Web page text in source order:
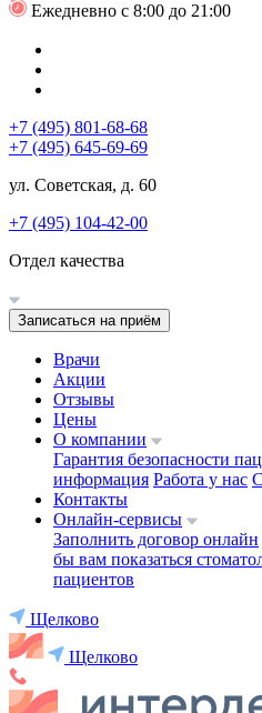
Ежедневно с 8:00 до 21:00
+7 (495) 801-68-68
+7 (495) 645-69-69
ул. Советская, д. 60
+7 (495) 104-42-00
Отдел качества
Записаться на приём
Врачи
Акции
Отзывы
Цены
О компании
Гарантия безопасности
информация Работа у нас
Контакты
Онлайн-сервисы
Заполнить договор онлайн
бы вам показаться
пациентов
Щелково
Щелково